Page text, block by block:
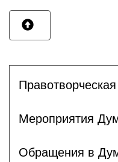
Мероприятия
Обращения в